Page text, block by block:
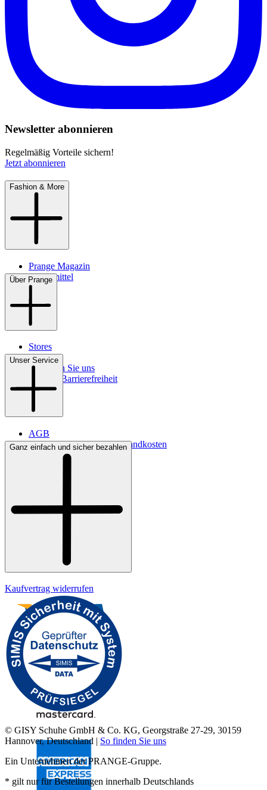
Newsletter abonnieren
Regelmäßig Vorteile sichern!
Jetzt abonnieren
Fashion & More
Prange Magazin
Pflegemittel
Über Prange
Stores
Kontakt
So finden Sie uns
Digitale Barrierefreiheit
Unser Service
AGB
Lieferbedingungen & Versandkosten
Bezahlung
Ganz einfach und sicher bezahlen
Kaufvertrag widerrufen
© GISY Schuhe GmbH & Co. KG, Georgstraße 27-29, 30159
Hannover, Deutschland | So finden Sie uns
Ein Unternehmen der PRANGE-Gruppe.
* gilt nur für Bestellungen innerhalb Deutschlands